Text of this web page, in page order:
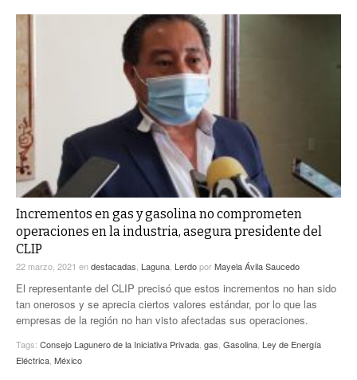
Incrementos en gas y gasolina no comprometen
operaciones en la industria, asegura presidente del
CLIP
22 marzo, 2021 endestacadas, Laguna, LerdoporMayela Ávila Saucedo
El representante del CLIP precisó que estos incrementos no han sido
tan onerosos y se aprecia ciertos valores estándar, por lo que las
empresas de la región no han visto afectadas sus operaciones.
Tags: Consejo Lagunero de la Iniciativa Privada, gas, Gasolina, Ley de Energía
Eléctrica, México